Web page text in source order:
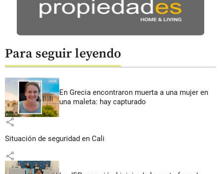
Para seguir leyendo
En Grecia encontraron muerta a una mujer en
una maleta: hay capturado
share
Situación de seguridad en Cali
share